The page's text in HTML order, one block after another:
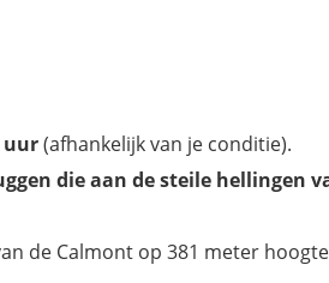
uur(afhankelijk van je conditie).
die aan de steile hellingen
de Calmont op 381 meter